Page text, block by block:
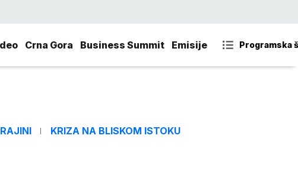
Crna Gora Business Summit Emisije Programska
KRIZA NA BLISKOM ISTOKU